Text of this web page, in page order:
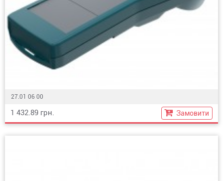
27.01 06 00
1 432.89 грн. Замовити